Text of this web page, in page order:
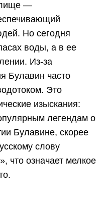
—
Но сегодня
воды, а в ее
Из-за
Булавин часто
Это
изыскания:
легендам о
Булавине, скорее
слову
что означает мелкое